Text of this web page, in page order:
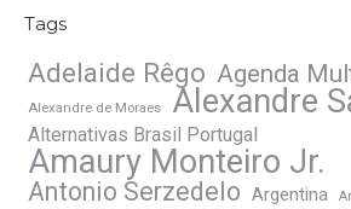
Tags
Adelaide Rêgo Agenda
Alexandre de Moraes Alexandre
Alternativas Brasil Portugal
Amaury Monteiro Jr.
Antonio Serzedelo Argentina